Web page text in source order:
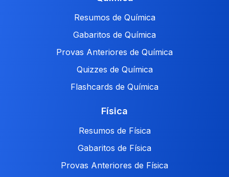
Resumos de Química
Gabaritos de Química
Provas Anteriores de Química
Quizzes de Química
Flashcards de Química
Física
Resumos de Física
Gabaritos de Física
Provas Anteriores de Física